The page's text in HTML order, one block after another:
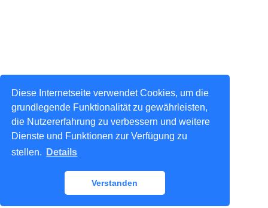
Diese Internetseite verwendet Cookies, um die
grundlegende Funktionalität zu gewährleisten,
die Nutzererfahrung zu verbessern und weitere
Dienste und Funktionen zur Verfügung zu
stellen.
Details
Verstanden